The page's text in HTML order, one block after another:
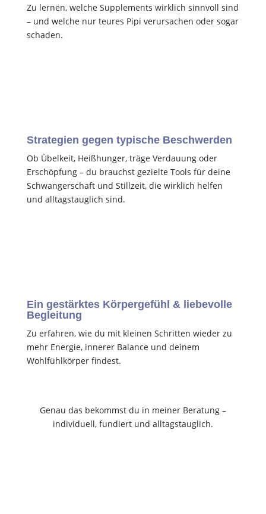
Zu lernen, welche Supplements wirklich sinnvoll sind
– und welche nur teures Pipi verursachen oder sogar
schaden.
Strategien gegen typische Beschwerden
Ob Übelkeit, Heißhunger, träge Verdauung oder
Erschöpfung – du brauchst gezielte Tools für deine
Schwangerschaft und Stillzeit, die wirklich helfen
und alltagstauglich sind.
Ein gestärktes Körpergefühl & liebevolle
Begleitung
Zu erfahren, wie du mit kleinen Schritten wieder zu
mehr Energie, innerer Balance und deinem
Wohlfühlkörper findest.
Genau das bekommst du in meiner Beratung –
individuell, fundiert und alltagstauglich.